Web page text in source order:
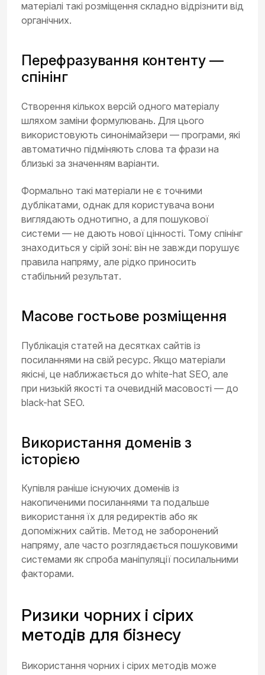
матеріалі такі розміщення складно відрізнити від
органічних.
Перефразування контенту —
спінінг
Створення кількох версій одного матеріалу
шляхом заміни формулювань. Для цього
використовують синонімайзери — програми, які
автоматично підміняють слова та фрази на
близькі за значенням варіанти.
Формально такі матеріали не є точними
дублікатами, однак для користувача вони
виглядають однотипно, а для пошукової
системи — не дають нової цінності. Тому спінінг
знаходиться у сірій зоні: він не завжди порушує
правила напряму, але рідко приносить
стабільний результат.
Масове гостьове розміщення
Публікація статей на десятках сайтів із
посиланнями на свій ресурс. Якщо матеріали
якісні, це наближається до white-hat SEO, але
при низькій якості та очевидній масовості — до
black-hat SEO.
Використання доменів з
історією
Купівля раніше існуючих доменів із
накопиченими посиланнями та подальше
використання їх для редиректів або як
допоміжних сайтів. Метод не заборонений
напряму, але часто розглядається пошуковими
системами як спроба маніпуляції посилальними
факторами.
Ризики чорних і сірих
методів для бізнесу
Використання чорних і сірих методів може